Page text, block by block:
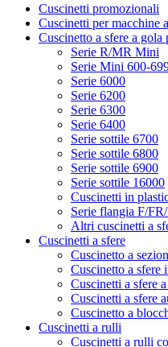
Cuscinetti promozionali
Cuscinetti per macchine
Cuscinetto a sfere a gola
Serie R/MR Mini
Serie Mini 600-
Serie 6000
Serie 6200
Serie 6300
Serie 6400
Serie sottile 6700
Serie sottile 6800
Serie sottile 6900
Serie sottile 16000
Cuscinetti in
Serie flangia F/
Altri cuscinetti a
Cuscinetti a sfere
Cuscinetto a
Cuscinetto a sfere
Cuscinetti a sfere
Cuscinetti a sfere
Cuscinetto a
Cuscinetti a rulli
Cuscinetti a rulli